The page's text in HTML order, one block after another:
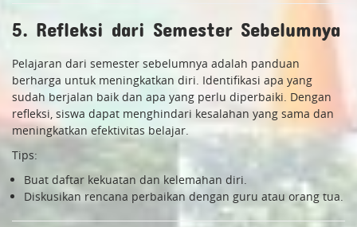
5. Refleksi dari Semester Sebelumnya
Pelajaran dari semester sebelumnya adalah panduan
berharga untuk meningkatkan diri. Identifikasi apa yang
sudah berjalan baik dan apa yang perlu diperbaiki. Dengan
refleksi, siswa dapat menghindari kesalahan yang sama dan
meningkatkan efektivitas belajar.
Tips:
Buat daftar kekuatan dan kelemahan diri.
Diskusikan rencana perbaikan dengan guru atau orang tua.